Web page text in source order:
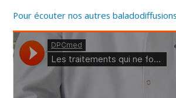
Pour écouter nos autres baladodiffusions